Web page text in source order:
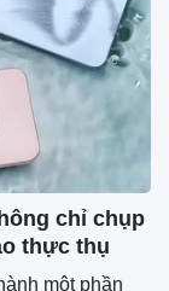
chỉ chụp
thực thụ
một phần